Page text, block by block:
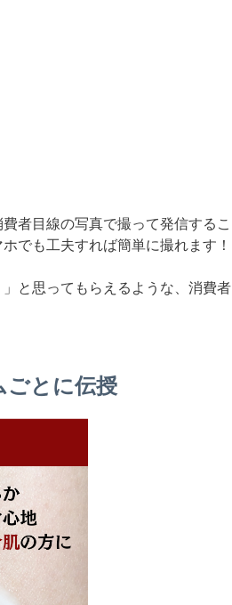
者目線の写真で撮って発信するこ
でも工夫すれば簡単に撮れます！
と思ってもらえるような、消費者
ごとに伝授